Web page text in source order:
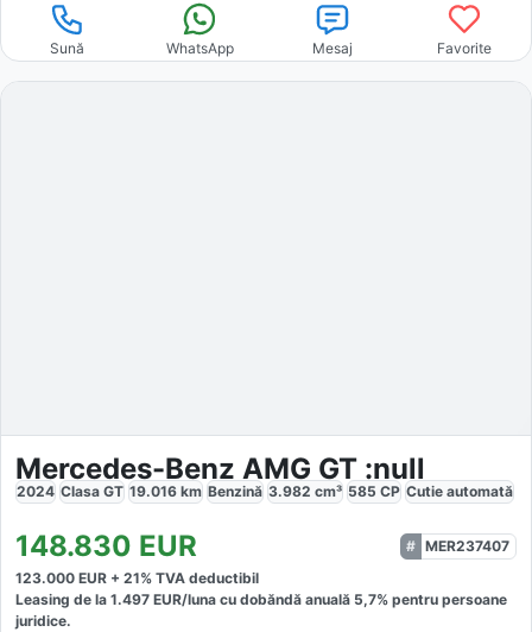
Sună WhatsApp Mesaj Favorite
Mercedes-Benz AMG GT :null
2024 Clasa GT 19.016 km Benzină 3.982 cm³ 585 CP Cutie automată
148.830 EUR
MER237407
123.000 EUR + 21% TVA deductibil
Leasing de la 1.497 EUR/luna cu dobăndă anuală 5,7% pentru persoane
juridice.